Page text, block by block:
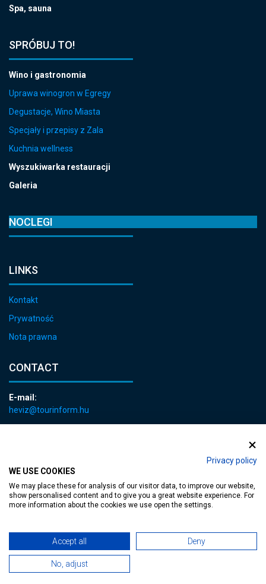
Privacy policy
WE USE COOKIES
We may place these for analysis of our visitor data, to improve our website,
show personalised content and to give you a great website experience. For
more information about the cookies we use open the settings.
Accept all Deny
No, adjust
Spa, sauna
SPRÓBUJ TO!
Wino i gastronomia
Uprawa winogron w Egregy
Degustacje, Wino Miasta
Specjały i przepisy z Zala
Kuchnia wellness
Wyszukiwarka restauracji
Galeria
NOCLEGI
LINKS
Kontakt
Prywatność
Nota prawna
CONTACT
E-mail:
heviz@tourinform.hu
MediaGum|Cookie renewals